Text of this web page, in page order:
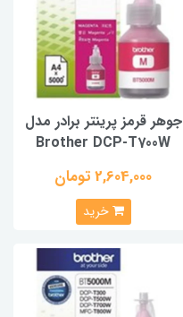
جوهر قرمز پرینتر برادر مدل
Brother DCP-T700W
2,604,000 تومان
خرید